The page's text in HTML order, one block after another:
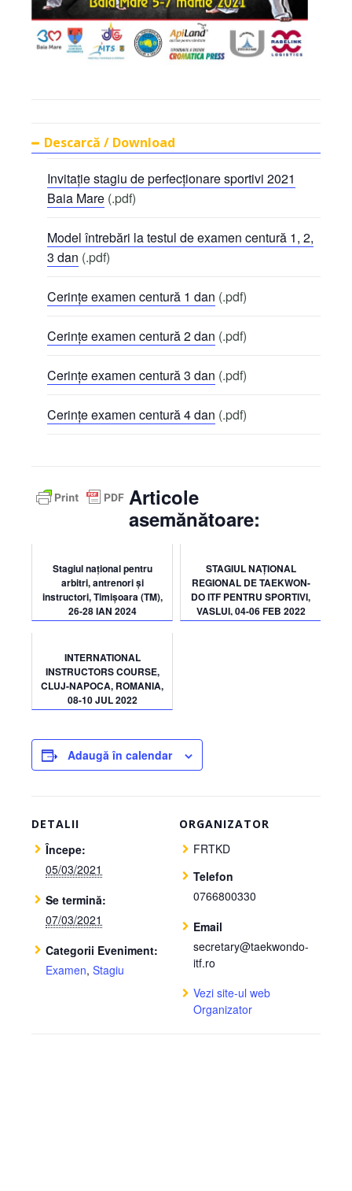
Descarcă / Download
Invitație stagiu de perfecționare sportivi 2021
Baia Mare (.pdf)
Model întrebări la testul de examen centură 1, 2,
3 dan (.pdf)
Cerințe examen centură 1 dan (.pdf)
Cerințe examen centură 2 dan (.pdf)
Cerințe examen centură 3 dan (.pdf)
Cerințe examen centură 4 dan (.pdf)
Articole
asemănătoare:
Stagiul național pentru
arbitri, antrenori și
instructori, Timișoara (TM),
26-28 IAN 2024
STAGIUL NAȚIONAL
REGIONAL DE TAEKWON-
DO ITF PENTRU SPORTIVI,
VASLUI, 04-06 FEB 2022
INTERNATIONAL
INSTRUCTORS COURSE,
CLUJ-NAPOCA, ROMANIA,
08-10 JUL 2022
Adaugă în calendar
DETALII
Începe:
05/03/2021
Se termină:
07/03/2021
Categorii Eveniment:
Examen, Stagiu
ORGANIZATOR
FRTKD
Telefon
0766800330
Email
secretary@taekwondo-
itf.ro
Vezi site-ul web
Organizator